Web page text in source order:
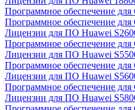
Программное обеспечение
Программное обеспечение
Лицензии для ПО Huawei
Программное обеспечение
Лицензии для ПО Huawei
Программное обеспечение
Лицензии для ПО Huawei
Программное обеспечение
Лицензии для ПО Huawei